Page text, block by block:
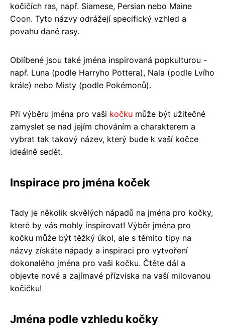
kočičích ras, např. Siamese, Persian nebo Maine
Coon. Tyto názvy odrážejí specifický vzhled a
povahu dané rasy.
Oblíbené jsou také jména inspirovaná popkulturou -
např. Luna (podle Harryho Pottera), Nala (podle Lvího
krále) nebo Misty (podle Pokémonů).
Při výběru jména pro vaši kočku může být užitečné
zamyslet se nad jejím chováním a charakterem a
vybrat tak takový název, který bude k vaší kočce
ideálně sedět.
Inspirace pro jména koček
Tady je několik skvělých nápadů na jména pro kočky,
které by vás mohly inspirovat! Výběr jména pro
kočku může být těžký úkol, ale s těmito tipy na
názvy získáte nápady a inspiraci pro vytvoření
dokonalého jména pro vaši kočku. Čtěte dál a
objevte nové a zajímavé přízviska na vaší milovanou
kočičku!
Jména podle vzhledu kočky